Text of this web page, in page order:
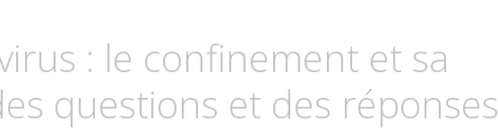
: le confinement et sa
questions et des réponses